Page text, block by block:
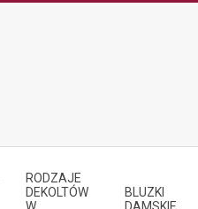
RODZAJE
DEKOLTÓW
BLUZKI